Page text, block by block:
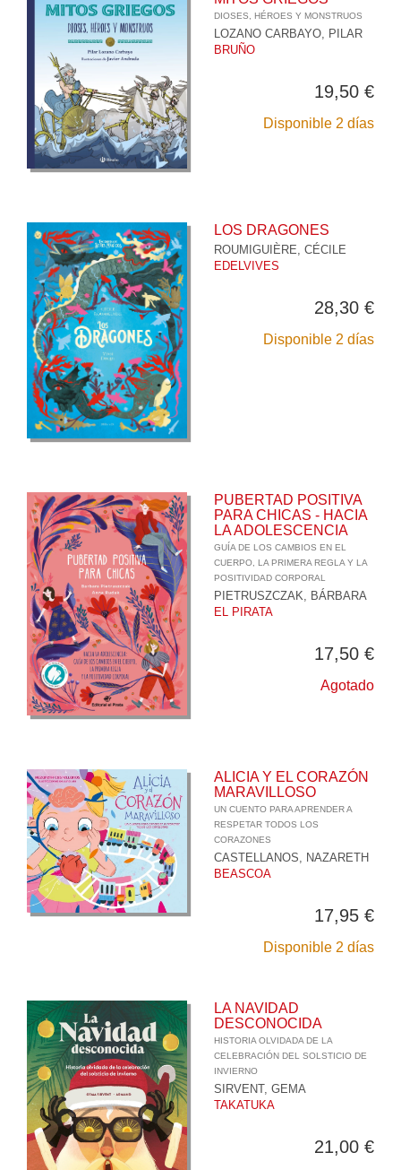
DIOSES, HÉROES Y MONSTRUOS
LOZANO CARBAYO, PILAR
BRUÑO
19,50 €
Disponible 2 días
LOS DRAGONES
ROUMIGUIÈRE, CÉCILE
EDELVIVES
28,30 €
Disponible 2 días
PUBERTAD POSITIVA
PARA CHICAS - HACIA
LA ADOLESCENCIA
GUÍA DE LOS CAMBIOS EN EL
CUERPO, LA PRIMERA REGLA Y LA
POSITIVIDAD CORPORAL
PIETRUSZCZAK, BÁRBARA
EL PIRATA
17,50 €
Agotado
ALICIA Y EL CORAZÓN
MARAVILLOSO
UN CUENTO PARA APRENDER A
RESPETAR TODOS LOS
CORAZONES
CASTELLANOS, NAZARETH
BEASCOA
17,95 €
Disponible 2 días
LA NAVIDAD
DESCONOCIDA
HISTORIA OLVIDADA DE LA
CELEBRACIÓN DEL SOLSTICIO DE
INVIERNO
SIRVENT, GEMA
TAKATUKA
21,00 €